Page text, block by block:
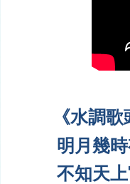
《水調
明月幾時
不知天上